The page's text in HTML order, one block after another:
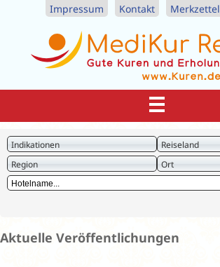
Impressum Kontakt Merkzettel
Indikationen
Reiseland
Region
Ort
Aktuelle Veröffentlichungen